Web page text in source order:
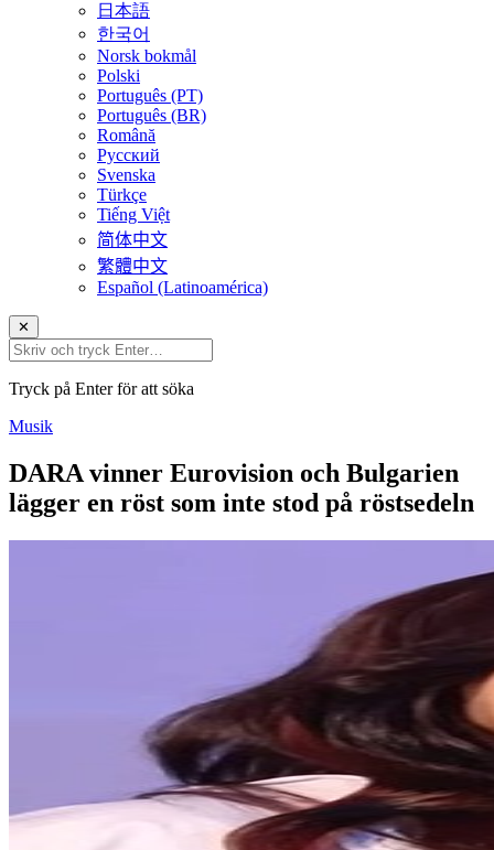
日本語
한국어
Norsk bokmål
Polski
Português (PT)
Português (BR)
Română
Русский
Svenska
Türkçe
Tiếng Việt
简体中文
繁體中文
Español (Latinoamérica)
✕
Tryck på Enter för att söka
Musik
DARA vinner Eurovision och Bulgarien
lägger en röst som inte stod på röstsedeln